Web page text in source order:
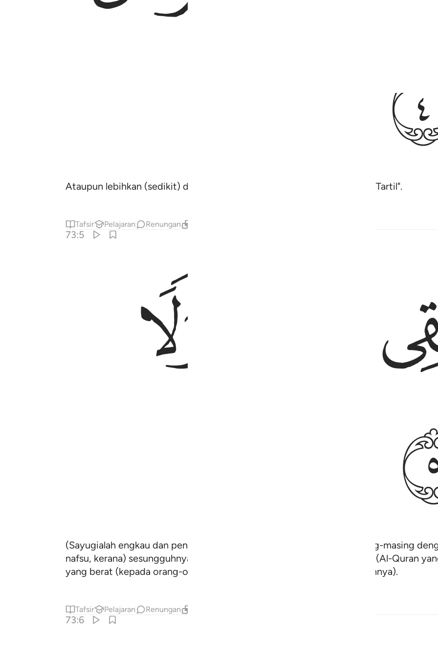
Ataupun lebihkan (sedikit) daripadanya; dan bacalah Al-Quran dengan "Tartil".
Tafsir Pelajaran Renungan
73:5
ﱙ
(Sayugialah engkau dan pengikut-pengikutmu membiasakan diri masing-masing
nafsu, kerana) sesungguhnya Kami akan menurunkan kepadamu wahyu (Al-Quran
yang berat (kepada orang-orang yang tidak bersedia menyempurnakannya).
Tafsir Pelajaran Renungan
73:6